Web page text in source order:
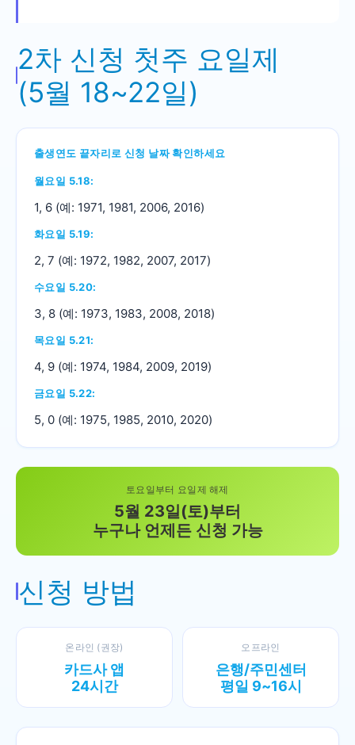
2차 신청 첫주 요일제
(5월 18~22일)
출생연도 끝자리로 신청 날짜 확인하세요
월요일 5.18:
1, 6 (예: 1971, 1981, 2006, 2016)
화요일 5.19:
2, 7 (예: 1972, 1982, 2007, 2017)
수요일 5.20:
3, 8 (예: 1973, 1983, 2008, 2018)
목요일 5.21:
4, 9 (예: 1974, 1984, 2009, 2019)
금요일 5.22:
5, 0 (예: 1975, 1985, 2010, 2020)
토요일부터 요일제 해제
5월 23일(토)부터
누구나 언제든 신청 가능
신청 방법
온라인 (권장)
카드사 앱
24시간
오프라인
은행/주민센터
평일 9~16시